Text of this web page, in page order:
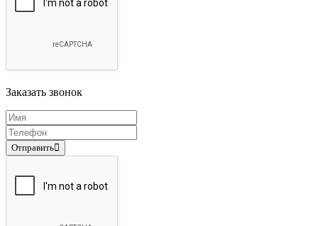
Заказать звонок
Отправить